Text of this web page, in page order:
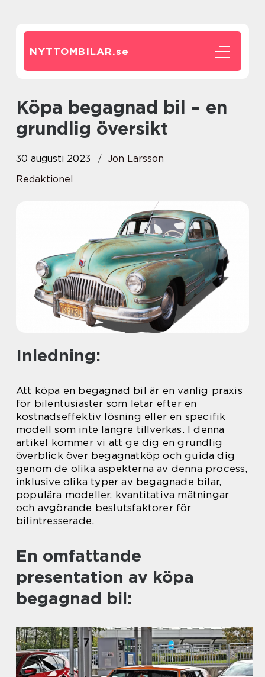
NYTTOMBILAR.se
Köpa begagnad bil – en
grundlig översikt
30 augusti 2023
Jon Larsson
Redaktionel
Inledning:
Att köpa en begagnad bil är en vanlig praxis
för bilentusiaster som letar efter en
kostnadseffektiv lösning eller en specifik
modell som inte längre tillverkas. I denna
artikel kommer vi att ge dig en grundlig
överblick över begagnatköp och guida dig
genom de olika aspekterna av denna process,
inklusive olika typer av begagnade bilar,
populära modeller, kvantitativa mätningar
och avgörande beslutsfaktorer för
bilintresserade.
En omfattande
presentation av köpa
begagnad bil: